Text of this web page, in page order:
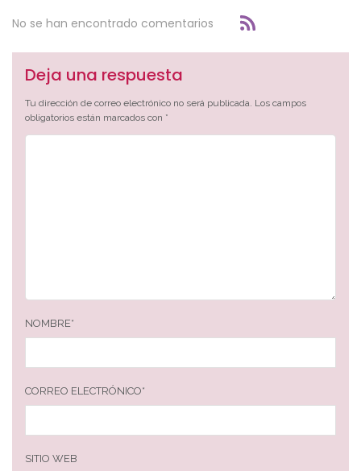
No se han encontrado comentarios
Deja una respuesta
Tu dirección de correo electrónico no será publicada. Los campos
obligatorios están marcados con *
NOMBRE*
CORREO ELECTRÓNICO*
SITIO WEB